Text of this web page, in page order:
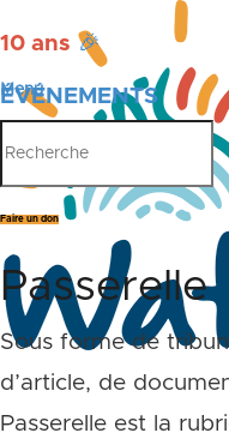
10 ans 🎉
ÉVÉNEMENTS
PUBLICATIONS
Menu
Faire un don
Passerelle
Sous forme de
d’article, de
Passerelle est la